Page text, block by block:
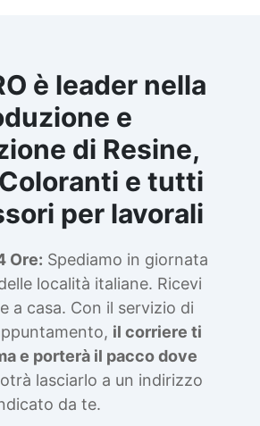
è leader nella
e
di Resine,
e tutti
per lavorali
Ore: Spediamo in giornata
località italiane. Ricevi
a casa. Con il servizio di
il corriere ti
e porterà il pacco dove
lasciarlo a un indirizzo
da te.